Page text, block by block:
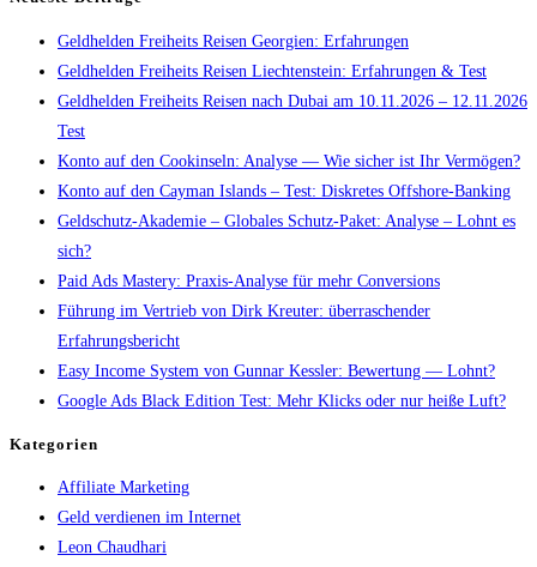
Geldhelden Freiheits Reisen Georgien: Erfahrungen
Geldhelden Freiheits Reisen Liechtenstein: Erfahrungen & Test
Geldhelden Freiheits Reisen nach Dubai am 10.11.2026 – 12.11.2026
Test
Konto auf den Cookinseln: Analyse — Wie sicher ist Ihr Vermögen?
Konto auf den Cayman Islands – Test: Diskretes Offshore-Banking
Geldschutz-Akademie – Globales Schutz-Paket: Analyse – Lohnt es
sich?
Paid Ads Mastery: Praxis-Analyse für mehr Conversions
Führung im Vertrieb von Dirk Kreuter: überraschender
Erfahrungsbericht
Easy Income System von Gunnar Kessler: Bewertung — Lohnt?
Google Ads Black Edition Test: Mehr Klicks oder nur heiße Luft?
Kategorien
Affiliate Marketing
Geld verdienen im Internet
Leon Chaudhari